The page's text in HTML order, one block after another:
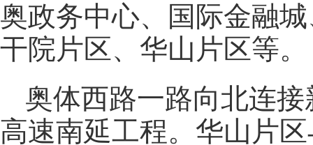
奥政务中心、国际金融
干院片区、华山片区等。
奥体西路一路向北连
高速南延工程。华山片